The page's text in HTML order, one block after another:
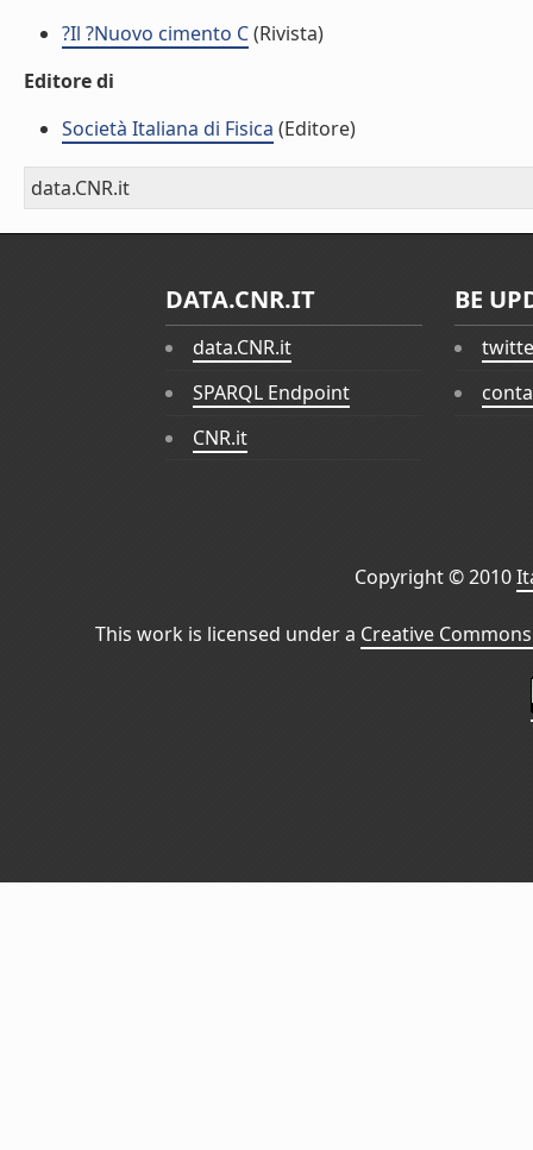
?Il ?Nuovo cimento C(Rivista)
Editore di
Società Italiana di Fisica (Editore)
data.CNR.it
DATA.CNR.IT
data.CNR.it
SPARQL Endpoint
CNR.it
BE
Copyright © 2010
This work is licensed under a Creative